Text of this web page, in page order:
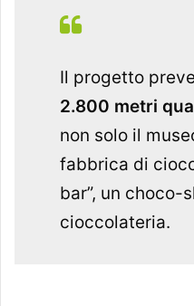
Il progetto
2.800 metri
non solo il
fabbrica di
bar”, un choco-
cioccolateria.